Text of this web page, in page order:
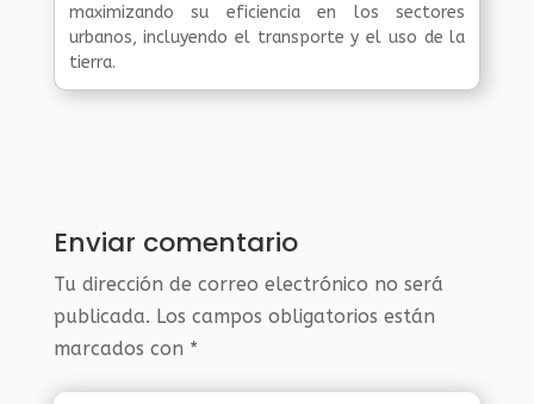
maximizando su eficiencia en los sectores
urbanos, incluyendo el transporte y el uso de la
tierra.
Enviar comentario
Tu dirección de correo electrónico no será
publicada. Los campos obligatorios están
marcados con *